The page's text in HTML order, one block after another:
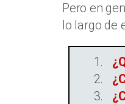
Pero en
lo largo de